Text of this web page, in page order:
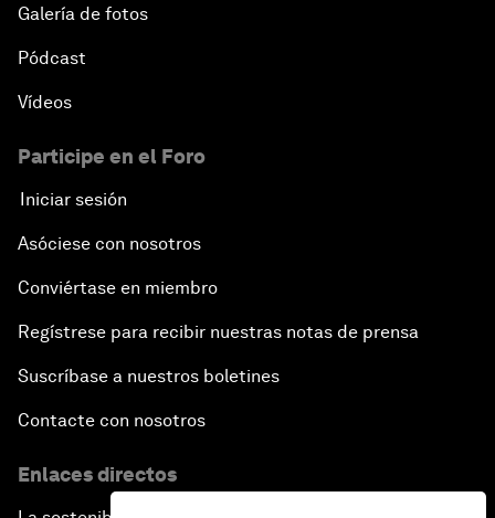
Galería de fotos
Pódcast
Vídeos
Participe en el Foro
Iniciar sesión
Asóciese con nosotros
Conviértase en miembro
Regístrese para recibir nuestras notas de prensa
Suscríbase a nuestros boletines
Contacte con nosotros
Enlaces directos